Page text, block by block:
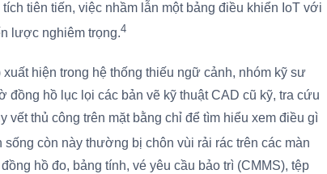
tiên tiến, việc nhầm lẫn một bảng điều khiển IoT với
lược nghiêm trọng.4
hiện trong hệ thống thiếu ngữ cảnh, nhóm kỹ sư
đồng hồ lục lọi các bản vẽ kỹ thuật CAD cũ kỹ, tra cứu
vết thủ công trên mặt bằng chỉ để tìm hiểu xem điều gì
sống còn này thường bị chôn vùi rải rác trên các màn
hồ đo, bảng tính, vé yêu cầu bảo trì (CMMS), tệp